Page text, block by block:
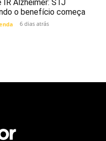
IR Alzheimer: STJ
o benefício começa
6 dias atrás